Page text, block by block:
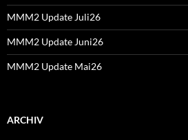
MMM2 Update Juli26
MMM2 Update Juni26
MMM2 Update Mai26
ARCHIV